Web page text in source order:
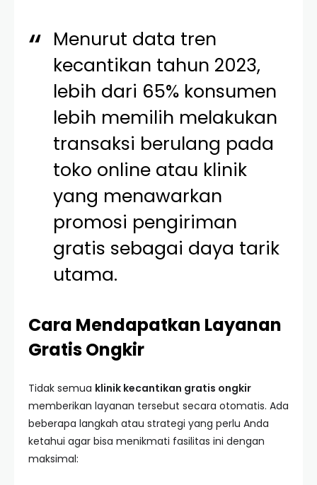
Menurut data tren
kecantikan tahun 2023,
lebih dari 65% konsumen
lebih memilih melakukan
transaksi berulang pada
toko online atau klinik
yang menawarkan
promosi pengiriman
gratis sebagai daya tarik
utama.
Cara Mendapatkan Layanan
Gratis Ongkir
Tidak semua klinik kecantikan gratis ongkir
memberikan layanan tersebut secara otomatis. Ada
beberapa langkah atau strategi yang perlu Anda
ketahui agar bisa menikmati fasilitas ini dengan
maksimal: